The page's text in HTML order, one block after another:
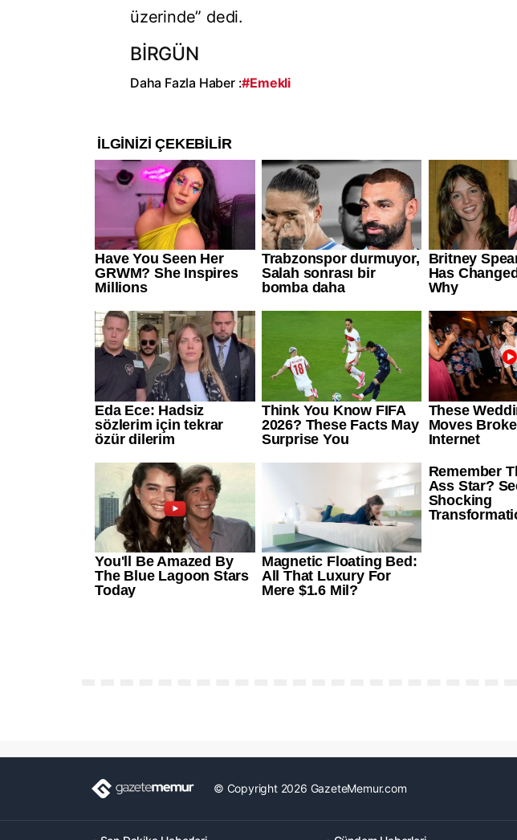
üzerinde” dedi.
BİRGÜN
Daha Fazla Haber :#Emekli
© Copyright 2026 GazeteMemur.com